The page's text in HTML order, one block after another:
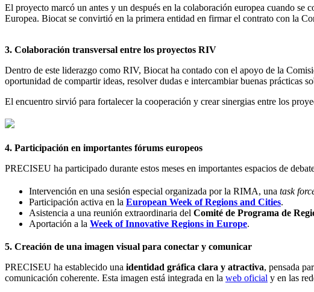
El proyecto marcó un antes y un después en la colaboración europea cuando se
Europea. Biocat se convirtió en la primera entidad en firmar el contrato con la
3. Colaboración transversal entre los proyectos RIV
Dentro de este liderazgo como RIV, Biocat ha contado con el apoyo de la
oportunidad de compartir ideas, resolver dudas e intercambiar buenas prácticas
El encuentro sirvió para fortalecer la cooperación y crear sinergias entre los
4. Participación en importantes fórums europeos
PRECISEU ha participado durante estos meses en importantes espacios de
Intervención en una sesión especial organizada por la RIMA, una task
Participación activa en la European Week of Regions and Cities.
Asistencia a una reunión extraordinaria del Comité de Programa de
Aportación a la Week of Innovative Regions in Europe.
5. Creación de una imagen visual para conectar y comunicar
PRECISEU ha establecido una identidad gráfica clara y atractiva, pensada
comunicación coherente. Esta imagen está integrada en la web oficial y en las